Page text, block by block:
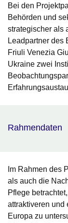
Bei den
Behörden und
strategischer als
Leadpartner des
Friuli Venezia
Ukraine zwei
Rahmendaten
Im Rahmen des
als auch die
Pflege
attraktiveren und
Europa zu